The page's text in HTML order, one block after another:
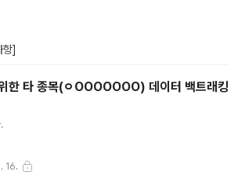
항]
한 타 종목(ㅇOOOOOOO) 데이터 백트래킹
16.